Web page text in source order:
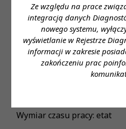
Ze względu na prace
integracją danych
nowego systemu,
wyświetlanie w Rejestrze
informacji w zakresie
zakończeniu prac
Miejsce zatrudnienia: os.
Wymagane wykształcenie:
Proponowane
ustawowe wynagrodzenie
Wymiar czasu pracy: etat